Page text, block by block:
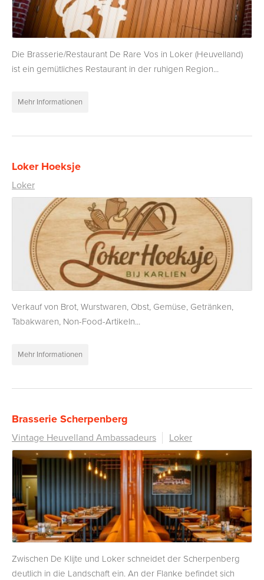
Die Brasserie/Restaurant De Rare Vos in Loker (Heuvelland)
ist ein gemütliches Restaurant in der ruhigen Region...
Mehr Informationen
Loker Hoeksje
Loker
Verkauf von Brot, Wurstwaren, Obst, Gemüse, Getränken,
Tabakwaren, Non-Food-Artikeln...
Mehr Informationen
Brasserie Scherpenberg
Vintage Heuvelland Ambassadeurs Loker
Zwischen De Klijte und Loker schneidet der Scherpenberg
deutlich in die Landschaft ein. An der Flanke befindet sich